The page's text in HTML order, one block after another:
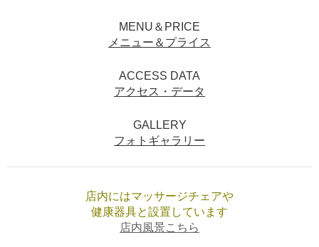
MENU＆PRICE
メニュー＆プライス
ACCESS DATA
アクセス・データ
GALLERY
フォトギャラリー
店内にはマッサージチェアや
健康器具と設置しています
店内風景こちら